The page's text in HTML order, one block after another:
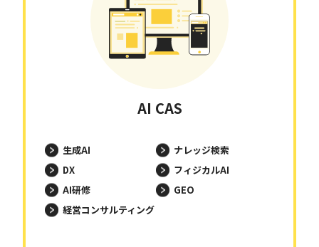
AI CAS
生成AI
ナレッジ検索
DX
フィジカルAI
AI研修
GEO
経営コンサルティング